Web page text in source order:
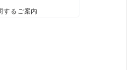
するご案内